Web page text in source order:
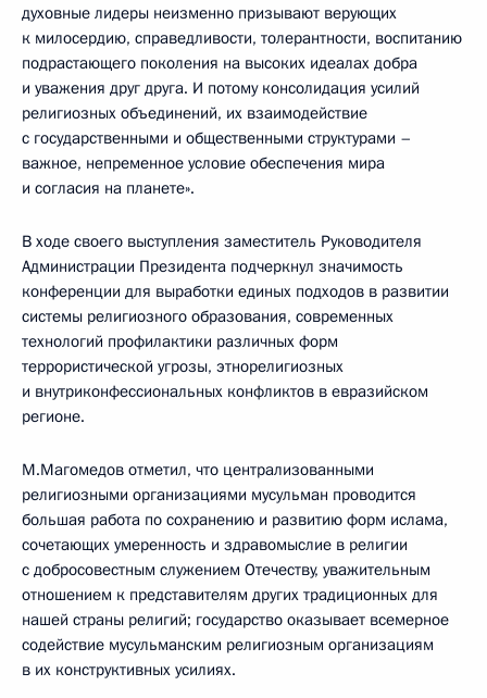
духовные лидеры неизменно призывают верующих
к милосердию, справедливости, толерантности, воспитанию
подрастающего поколения на высоких идеалах добра
и уважения друг друга. И потому консолидация усилий
религиозных объединений, их взаимодействие
с государственными и общественными структурами –
важное, непременное условие обеспечения мира
и согласия на планете».
В ходе своего выступления заместитель Руководителя
Администрации Президента подчеркнул значимость
конференции для выработки единых подходов в развитии
системы религиозного образования, современных
технологий профилактики различных форм
террористической угрозы, этнорелигиозных
и внутриконфессиональных конфликтов в евразийском
регионе.
М.Магомедов отметил, что централизованными
религиозными организациями мусульман проводится
большая работа по сохранению и развитию форм ислама,
сочетающих умеренность и здравомыслие в религии
с добросовестным служением Отечеству, уважительным
отношением к представителям других традиционных для
нашей страны религий; государство оказывает всемерное
содействие мусульманским религиозным организациям
в их конструктивных усилиях.